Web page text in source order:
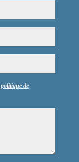
politique de